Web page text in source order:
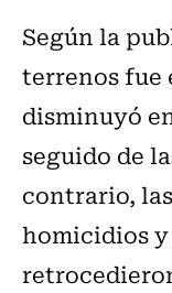
Según la
terrenos fue
disminuyó
seguido de
contrario,
homicidios y